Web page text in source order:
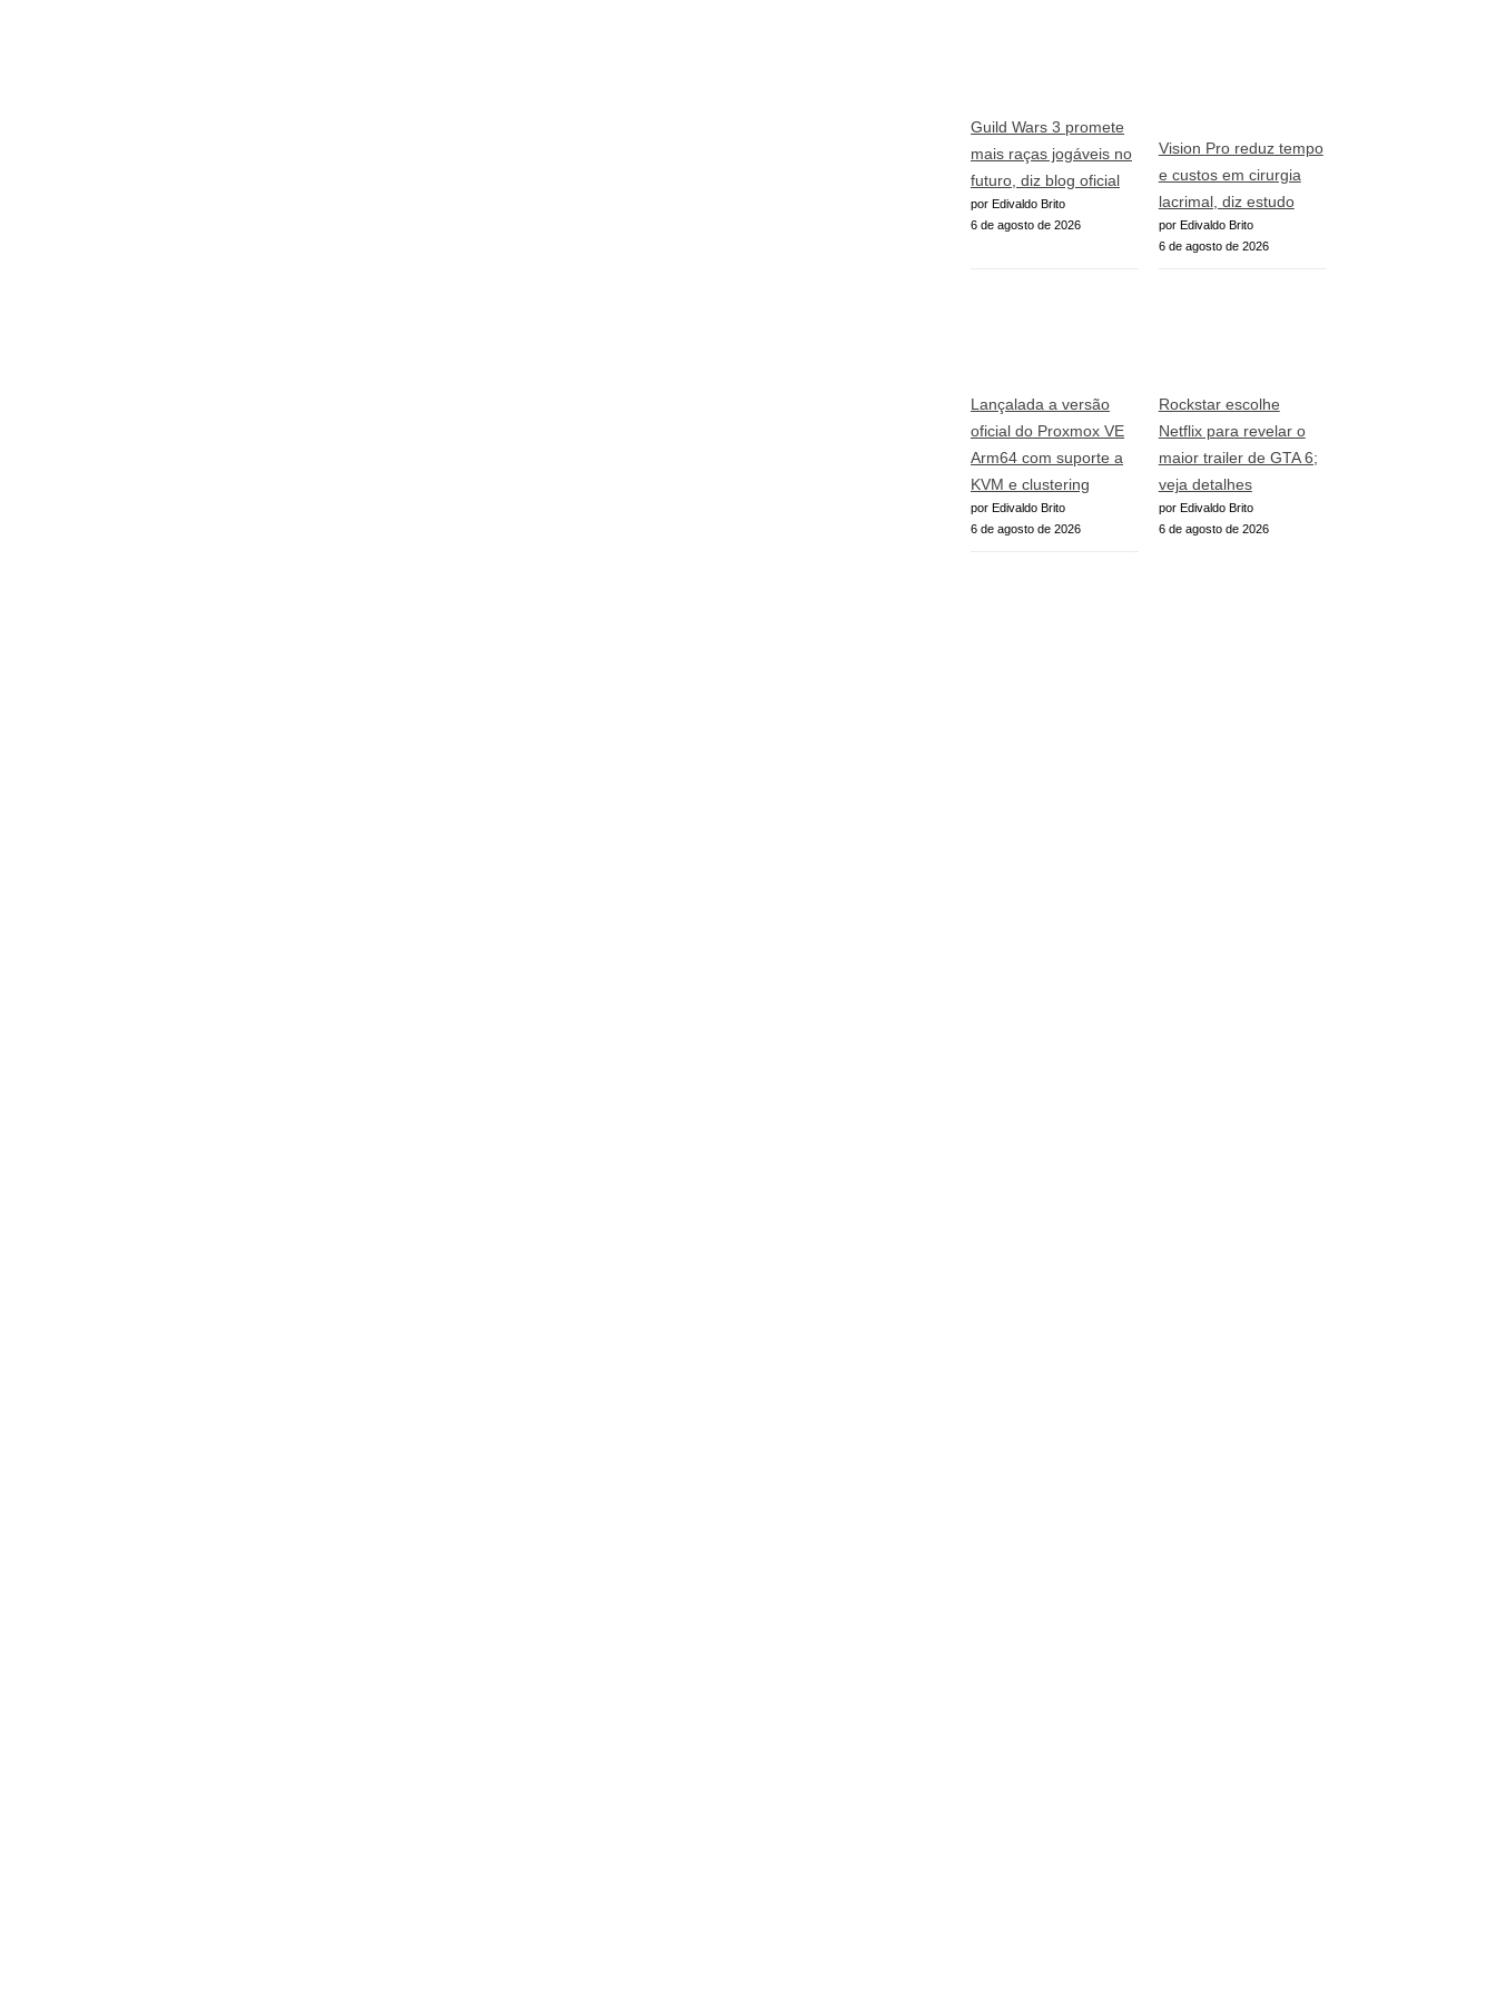
Guild Wars 3 promete
mais raças jogáveis no
futuro, diz blog oficial
por Edivaldo Brito
6 de agosto de 2026
Vision Pro reduz tempo
e custos em cirurgia
lacrimal, diz estudo
por Edivaldo Brito
6 de agosto de 2026
Lançalada a versão
oficial do Proxmox VE
Arm64 com suporte a
KVM e clustering
por Edivaldo Brito
6 de agosto de 2026
Rockstar escolhe
Netflix para revelar o
maior trailer de GTA 6;
veja detalhes
por Edivaldo Brito
6 de agosto de 2026